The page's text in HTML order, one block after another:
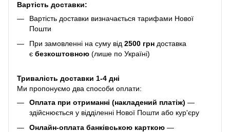
Вартість доставки:
Вартість доставки визначається тарифами Нової
Пошти
При замовленні на суму від 2500 грн доставка
є безкоштовною (лише по Україні)
Тривалість доставки 1-4 дні
Ми пропонуємо два способи оплати:
Оплата при отриманні (накладений платіж) —
здійснюється у відділенні Нової Пошти або кур'єру
Онлайн-оплата банківською карткою —